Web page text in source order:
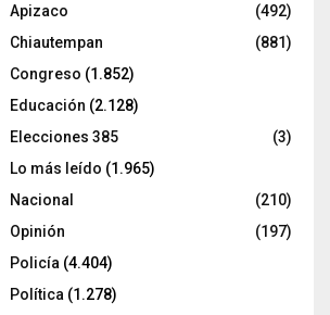
Apizaco
(492)
Chiautempan
(881)
Congreso (1.852)
Educación (2.128)
Elecciones 385
(3)
Lo más leído (1.965)
Nacional
(210)
Opinión
(197)
Policía (4.404)
Política (1.278)